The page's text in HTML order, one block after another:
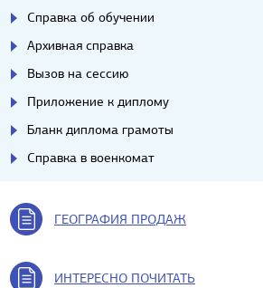
Справка об обучении
Архивная справка
Вызов на сессию
Приложение к диплому
Бланк диплома грамоты
Справка в военкомат
ГЕОГРАФИЯ ПРОДАЖ
ИНТЕРЕСНО ПОЧИТАТЬ